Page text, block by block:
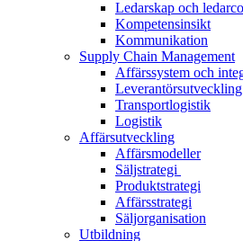
Ledarskap och
Kompetensinsikt
Kommunikation
Supply Chain Management
Affärssystem och
Leverantörsutveckling
Transportlogistik
Logistik
Affärsutveckling
Affärsmodeller
Säljstrategi ​
Produktstrategi​
Affärsstrategi​​
Säljorganisation​
Utbildning